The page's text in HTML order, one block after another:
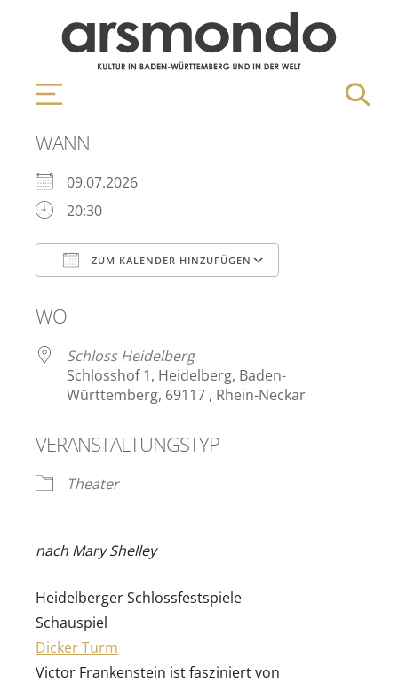
WANN
09.07.2026
20:30
ZUM KALENDER HINZUFÜGEN
WO
Schloss Heidelberg
Schlosshof 1, Heidelberg, Baden-
Württemberg, 69117 , Rhein-Neckar
VERANSTALTUNGSTYP
Theater
nach Mary Shelley
Heidelberger Schlossfestspiele
Schauspiel
Dicker Turm
Victor Frankenstein ist fasziniert von